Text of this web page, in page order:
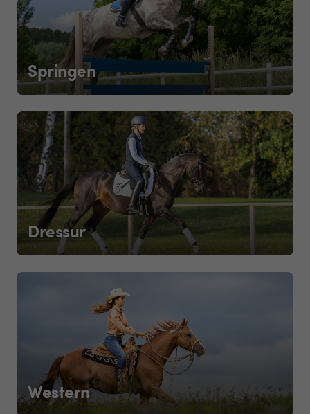
Springen
Dressur
Western